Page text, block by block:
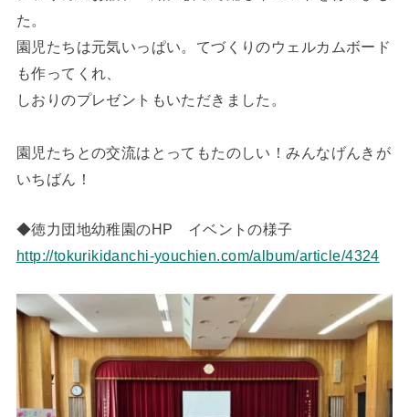
た。
園児たちは元気いっぱい。てづくりのウェルカムボード
も作ってくれ、
しおりのプレゼントもいただきました。
園児たちとの交流はとってもたのしい！みんなげんきが
いちばん！
◆徳力団地幼稚園のHP イベントの様子
http://tokurikidanchi-youchien.com/album/article/4324